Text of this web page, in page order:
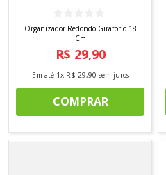
Organizador Redondo Giratorio 18
Cm
R$ 29,90
Em até 1x R$ 29,90 sem juros
COMPRAR